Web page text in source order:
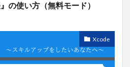
の使い方（無料モード）
Xcode